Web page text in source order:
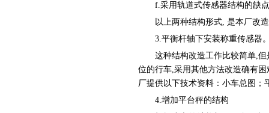
f.采用轨道式传感器结构的缺点
以上两种结构形式, 是本厂改造
3.平衡杆轴下安装称重传感器
这种结构改造工作比较简单,但
位的行车,采用其他方法改造确有
厂提供以下技术资料：小车总图；
4.增加平台秤的结构